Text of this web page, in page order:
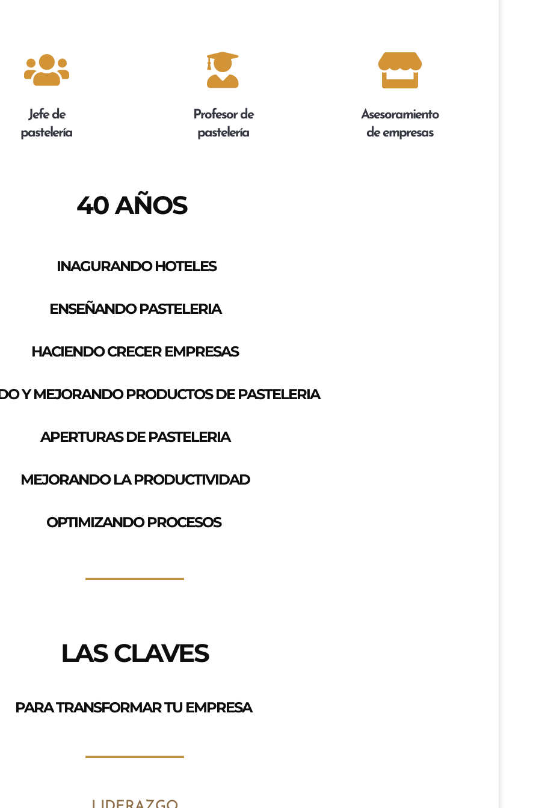

Jefe de
pastelería

Profesor de
pastelería

Asesoramiento
de empresas
40 AÑOS
INAGURANDO HOTELES
ENSEÑANDO PASTELERIA
HACIENDO CRECER EMPRESAS
Y MEJORANDO PRODUCTOS DE PASTELERIA
APERTURAS DE PASTELERIA
MEJORANDO LA PRODUCTIVIDAD
OPTIMIZANDO PROCESOS
LAS CLAVES
PARA TRANSFORMAR TU EMPRESA